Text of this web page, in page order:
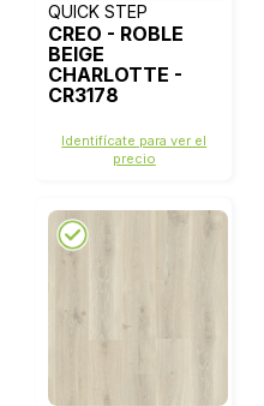
QUICK STEP
CREO - ROBLE
BEIGE
CHARLOTTE -
CR3178
Identifícate para ver el
precio